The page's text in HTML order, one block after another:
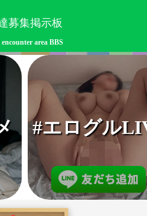
募集掲示板
area BBS
#エログル